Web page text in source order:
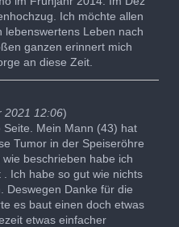
Ich möchte allen
lebenswertens Leben nach
ganzen erinnert mich
an diese Zeit.
2021 12:06)
Mein Mann (43) hat
Tumor in der Speiseröhre
beschrieben habe ich
Ich habe so gut wie nichts
Deswegen Danke für die
es baut einen doch etwas
etwas einfacher